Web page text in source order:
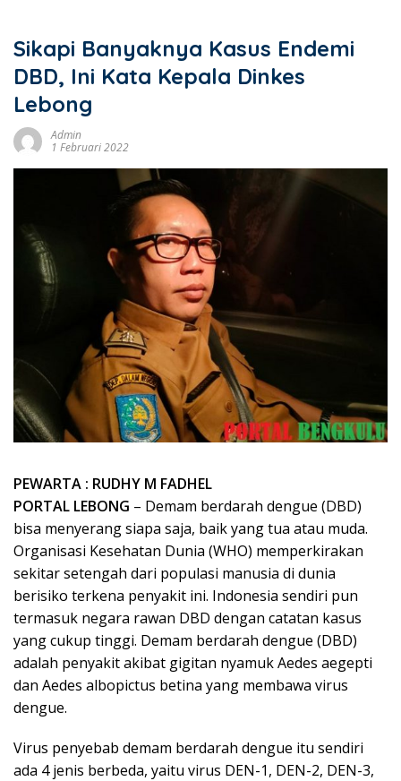
Sikapi Banyaknya Kasus Endemi
DBD, Ini Kata Kepala Dinkes
Lebong
Admin
1 Februari 2022
PEWARTA : RUDHY M FADHEL
PORTAL LEBONG – Demam berdarah dengue (DBD)
bisa menyerang siapa saja, baik yang tua atau muda.
Organisasi Kesehatan Dunia (WHO) memperkirakan
sekitar setengah dari populasi manusia di dunia
berisiko terkena penyakit ini. Indonesia sendiri pun
termasuk negara rawan DBD dengan catatan kasus
yang cukup tinggi. Demam berdarah dengue (DBD)
adalah penyakit akibat gigitan nyamuk Aedes aegepti
dan Aedes albopictus betina yang membawa virus
dengue.
Virus penyebab demam berdarah dengue itu sendiri
ada 4 jenis berbeda, yaitu virus DEN-1, DEN-2, DEN-3,